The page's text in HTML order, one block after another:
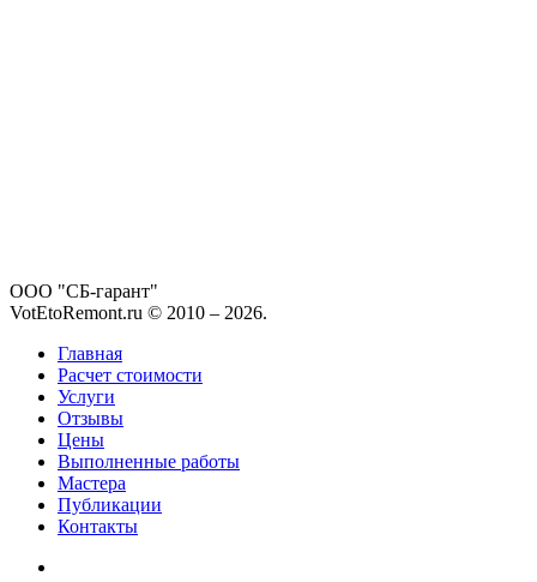
ООО "СБ-гарант"
VotEtoRemont.ru © 2010 – 2026.
Главная
Расчет стоимости
Услуги
Отзывы
Цены
Выполненные работы
Мастера
Публикации
Контакты